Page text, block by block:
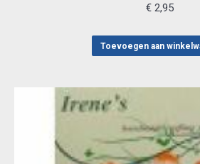
€2,95
Toevoegen aan